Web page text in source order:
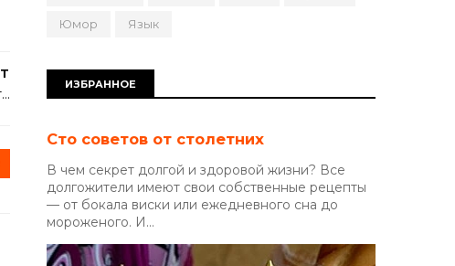
Юмор Язык
ИЗБРАННОЕ
Сто советов от столетних
В чем секрет долгой и здоровой жизни? Все
долгожители имеют свои собственные рецепты
— от бокала виски или ежедневного сна до
мороженого. И...